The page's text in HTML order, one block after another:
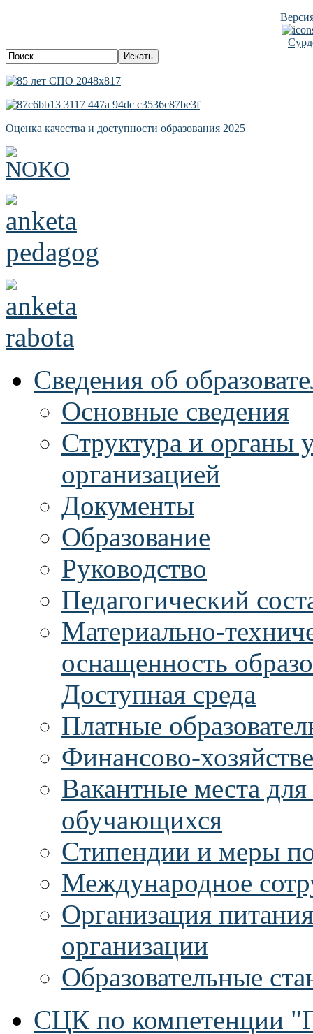
Оценка качества и доступности образования 2025
Сведения об
Основные сведения
Структура и органы
организацией
Документы
Образование
Руководство
Педагогический
Материально-
оснащенность
Доступная среда
Платные
Финансово-
Вакантные места
обучающихся
Стипендии и меры
Международное
Организация
организации
Образовательные
СЦК по компетенции